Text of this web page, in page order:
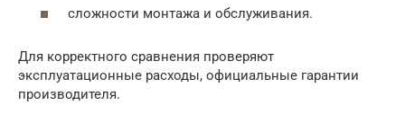
сложности монтажа и обслуживания.
Для корректного сравнения проверяют
эксплуатационные расходы, официальные гарантии
производителя.